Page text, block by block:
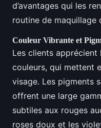
d’avantages qui les
routine de maquillage
Couleur Vibrante et
Les clients
couleurs, qui mettent
visage. Les pigments
offrent une large
subtiles aux rouges
roses doux et les